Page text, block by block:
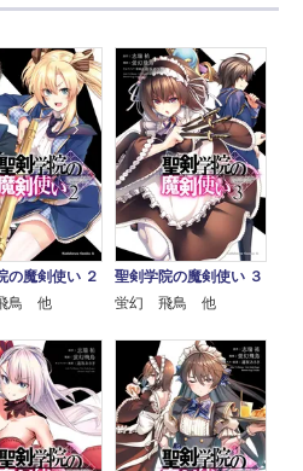
の魔剣使い ２
鳥 他
聖剣学院の魔剣使い ３
蛍幻 飛鳥 他